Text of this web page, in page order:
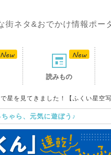
街ネタ&おでかけ情報ポー
読みもの
星を見てきました！【ふくい星空写
ゃら、元気に遊ぼう♪